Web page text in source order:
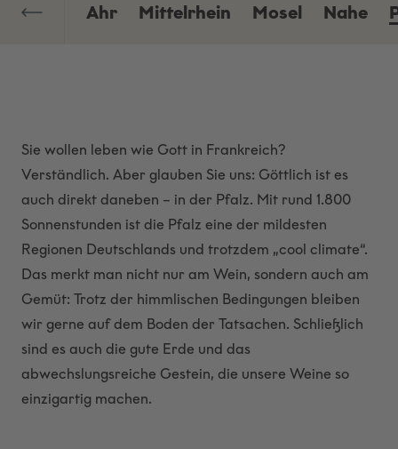
Ahr Mittelrhein Mosel Nahe
Sie wollen leben wie Gott in Frankreich?
Verständlich. Aber glauben Sie uns: Göttlich ist es
auch direkt daneben – in der Pfalz. Mit rund 1.800
Sonnenstunden ist die Pfalz eine der mildesten
Regionen Deutschlands und trotzdem „cool climate“.
Das merkt man nicht nur am Wein, sondern auch am
Gemüt: Trotz der himmlischen Bedingungen bleiben
wir gerne auf dem Boden der Tatsachen. Schließlich
sind es auch die gute Erde und das
abwechslungsreiche Gestein, die unsere Weine so
einzigartig machen.